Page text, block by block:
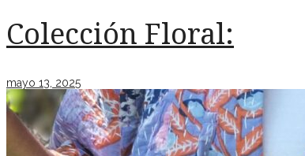
Colección Floral:
mayo 13, 2025